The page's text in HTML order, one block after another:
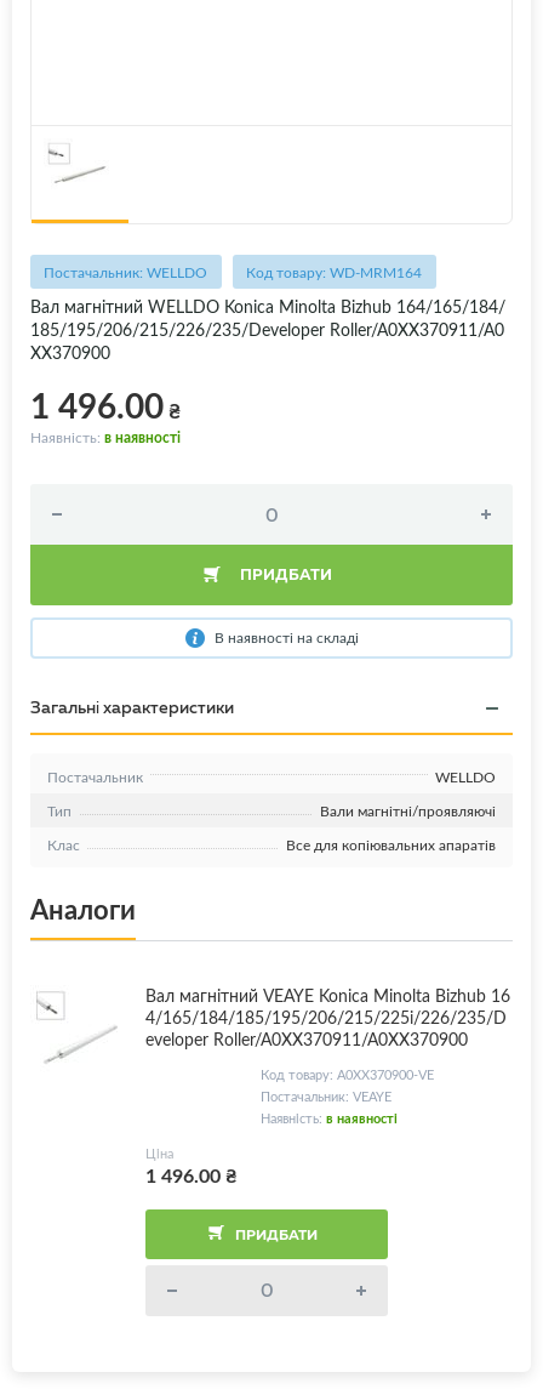
Постачальник: WELLDO Код товару: WD-MRM164
Вал магнітний WELLDO Konica Minolta Bizhub 164/165/184/
185/195/206/215/226/235/Developer Roller/A0XX370911/A0
XX370900
1 496.00₴
Наявність: в наявності
ПРИДБАТИ
В наявності на складі
Загальні характеристики
Постачальник
WELLDO
Тип
Вали магнітні/проявляючі
Клас
Все для копіювальних апаратів
Аналоги
Вал магнітний VEAYE Konica Minolta Bizhub 16
4/165/184/185/195/206/215/225i/226/235/D
eveloper Roller/A0XX370911/A0XX370900
Код товару: A0XX370900-VE
Постачальник: VEAYE
Наявність: в наявності
Ціна
1 496.00₴
ПРИДБАТИ